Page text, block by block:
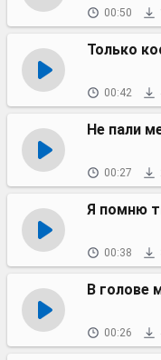
00:50
Только
00:42
Не пали
00:27
Я помню
00:38
В голове
00:26